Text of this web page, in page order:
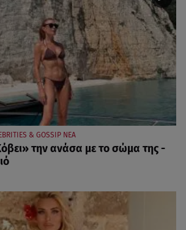
& GOSSIP ΝΕΑ
την ανάσα με το σώμα της -